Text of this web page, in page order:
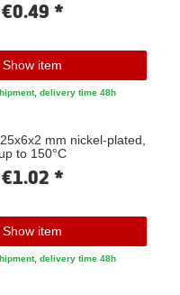
€0.49 *
Show item
delivery time 48h
mm nickel-plated,
up to 150°C
€1.02 *
Show item
delivery time 48h